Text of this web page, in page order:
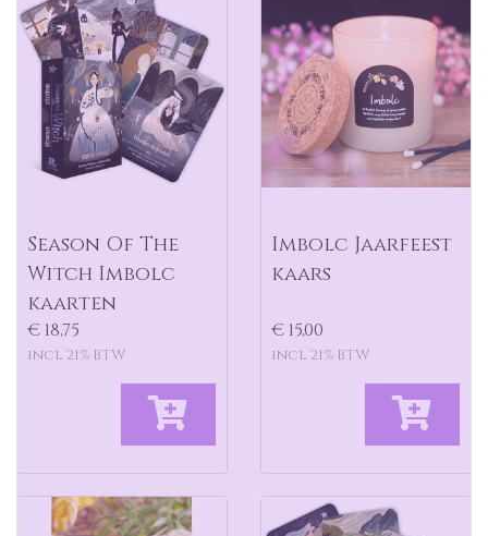
Season Of The
Witch Imbolc
kaarten
€ 18,75
incl 21% BTW
Imbolc Jaarfeest
kaars
€ 15,00
incl 21% BTW